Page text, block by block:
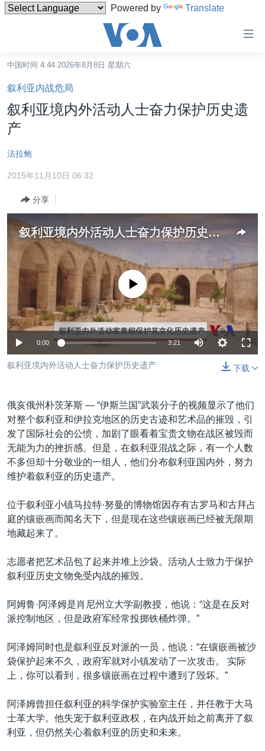
Powered by Translate
碍
链
接
跳
内
容
到
索
中国
最新国际新闻
印太
中东
欧洲
非洲
美洲
全球议题
分类新闻
经济·金融·贸易
人权·法律·宗教
科教·文娱·体健
军事
劳工
环境
美中关系
热点专题
白宫要闻
国会报道
美中关系
美国建国250周年
埃博拉疫情
台海两岸关系
南中国海争端
关注西藏
关注新疆
GEN Z 看美国
VOA视频
VOA今日焦点
中文广播
关注我们
其他语言网站
中国时间 4:44 2026年8月8日 星期六
叙利亚内战危局
叙利亚境内外活动人士奋力保护历史遗
产
法拉鲍
2015年11月10日 06:32
分享
叙利亚境内外活动人士奋力保护历史遗产
没有媒体可用资源
0:00 3:21
下载
叙利亚境内外活动人士奋力保护历史遗产
俄亥俄州朴茨茅斯 — “伊斯兰国”武装分子的视频显示了他们
对整个叙利亚和伊拉克地区的历史古迹和艺术品的摧毁，引
发了国际社会的公愤，加剧了眼看着宝贵文物在战区被毁而
无能为力的挫折感。但是，在叙利亚混战之际，有一个人数
不多但却十分敬业的一组人，他们分布叙利亚国内外，努力
维护着叙利亚的历史遗产。
位于叙利亚小镇马拉特·努曼的博物馆因存有古罗马和古拜占
庭的镶嵌画而闻名天下，但是现在这些镶嵌画已经被无限期
地藏起来了。
志愿者把艺术品包了起来并堆上沙袋。活动人士致力于保护
叙利亚历史文物免受内战的摧毁。
阿姆鲁·阿泽姆是肖尼州立大学副教授，他说：“这是在反对
派控制地区，但是政府军经常投掷铁桶炸弹。”
阿泽姆同时也是叙利亚反对派的一员，他说：“在镶嵌画被沙
袋保护起来不久，政府军就对小镇发动了一次攻击。 实际
上，你可以看到，很多镶嵌画在过程中遭到了毁坏。”
阿泽姆曾担任叙利亚的科学保护实验室主任，并任教于大马
士革大学。他失宠于叙利亚政权，在内战开始之前离开了叙
利亚，但仍然关心着叙利亚的历史和未来。